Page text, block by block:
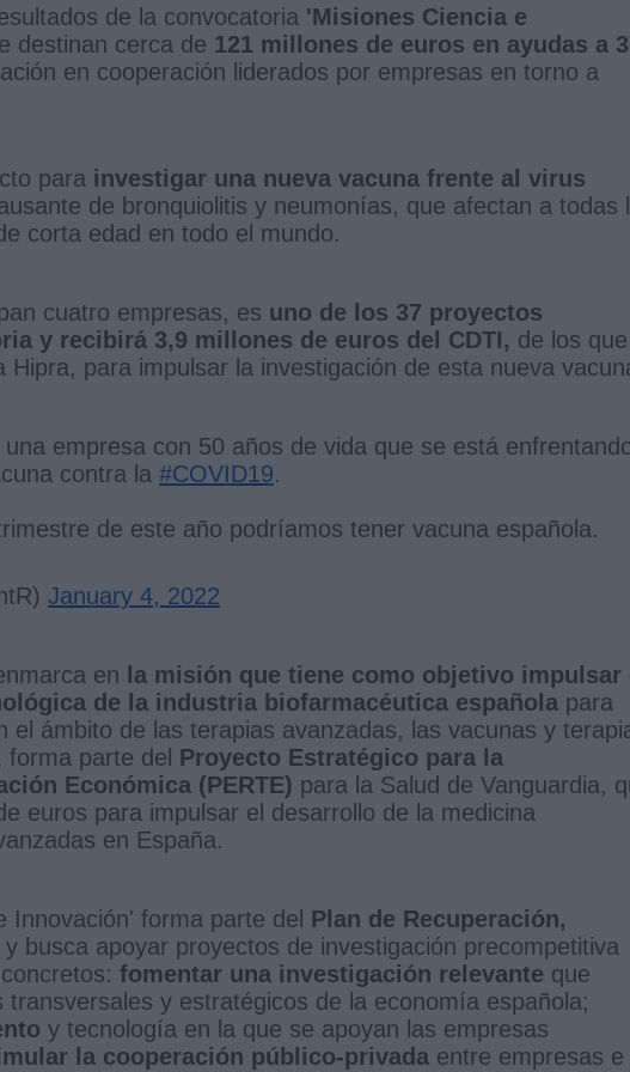
de la convocatoria 'Misiones Ciencia e
destinan cerca de 121 millones de euros en ayudas a
en cooperación liderados por empresas en torno a
para investigar una nueva vacuna frente al virus
de bronquiolitis y neumonías, que afectan a todas
corta edad en todo el mundo.
cuatro empresas, es uno de los 37 proyectos
y recibirá 3,9 millones de euros del CDTI, de los que
Hipra, para impulsar la investigación de esta nueva
empresa con 50 años de vida que se está
contra la #COVID19.
de este año podríamos tener vacuna española.
January 4, 2022
en la misión que tiene como objetivo impulsar
de la industria biofarmacéutica española para
el ámbito de las terapias avanzadas, las vacunas y
forma parte del Proyecto Estratégico para la
Económica (PERTE) para la Salud de Vanguardia,
euros para impulsar el desarrollo de la medicina
en España.
Innovación' forma parte del Plan de Recuperación,
y busca apoyar proyectos de investigación precompetitiva
fomentar una investigación relevante que
y estratégicos de la economía española;
y tecnología en la que se apoyan las empresas
la cooperación público-privada entre empresas e